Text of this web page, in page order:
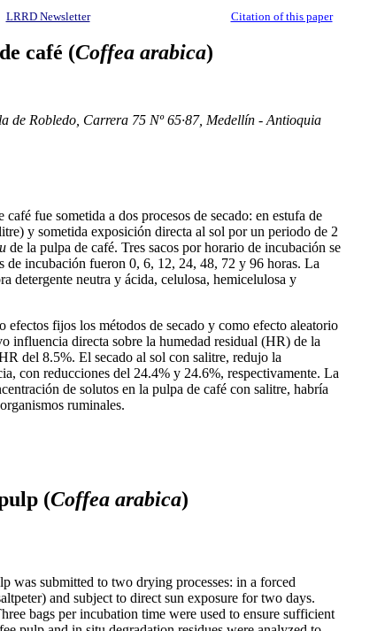
LRRD Newsletter Citation of this paper
café (Coffea arabica)
Robledo, Carrera 75 Nº 65·87, Medellín - Antioquia
fue sometida a dos procesos de secado: en estufa de
y sometida exposición directa al sol por un periodo de 2
de la pulpa de café. Tres sacos por horario de incubación se
de incubación fueron 0, 6, 12, 24, 48, 72 y 96 horas. La
detergente neutra y ácida, celulosa, hemicelulosa y
fijos los métodos de secado y como efecto aleatorio
influencia directa sobre la humedad residual (HR) de la
del 8.5%. El secado al sol con salitre, redujo la
con reducciones del 24.4% y 24.6%, respectivamente. La
de solutos en la pulpa de café con salitre, habría
ruminales.
(Coffea arabica)
was submitted to two drying processes: in a forced
and subject to direct sun exposure for two days.
bags per incubation time were used to ensure sufficient